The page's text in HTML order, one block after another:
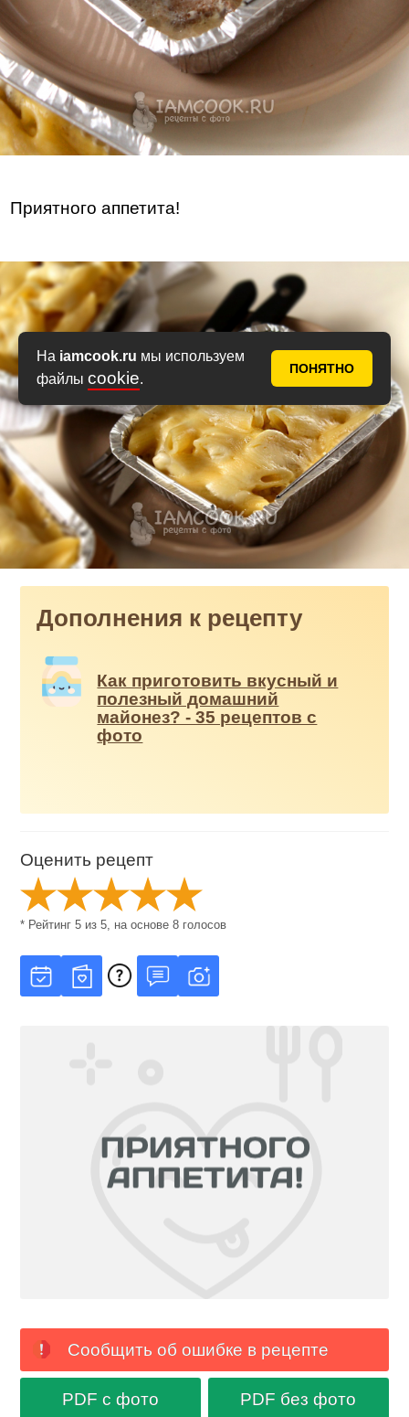
На iamcook.ru мы используем
файлы cookie.
ПОНЯТНО
Приятного аппетита!
Дополнения к рецепту
Как приготовить вкусный и
полезный домашний
майонез? - 35 рецептов с
фото
Оценить рецепт
* Рейтинг5 из5, на основе8 голосов
Сообщить об ошибке в рецепте
PDF с фото PDF без фото